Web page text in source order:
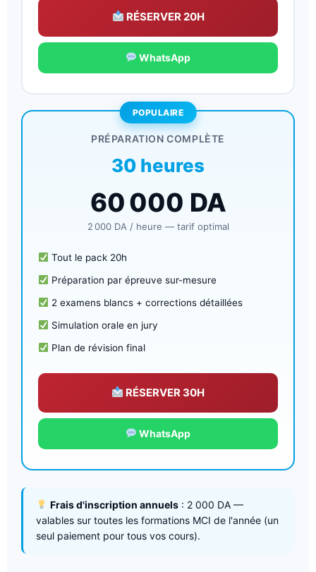
RÉSERVER 20H
WhatsApp
POPULAIRE
PRÉPARATION COMPLÈTE
30 heures
60 000 DA
2 000 DA / heure — tarif optimal
Tout le pack 20h
Préparation par épreuve sur-mesure
2 examens blancs + corrections détaillées
Simulation orale en jury
Plan de révision final
RÉSERVER 30H
WhatsApp
Frais d'inscription annuels: 2 000 DA —
valables sur toutes les formations MCI de l'année (un
seul paiement pour tous vos cours).